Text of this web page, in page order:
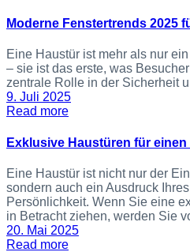
Moderne Fenstertrends 2025
Eine Haustür ist mehr als nur
– sie ist das erste, was
zentrale Rolle in der Sicherheit
9. Juli 2025
Read more
Exklusive Haustüren für
Eine Haustür ist nicht nur der
sondern auch ein Ausdruck
Persönlichkeit. Wenn Sie eine
in Betracht ziehen, werden Sie
20. Mai 2025
Read more